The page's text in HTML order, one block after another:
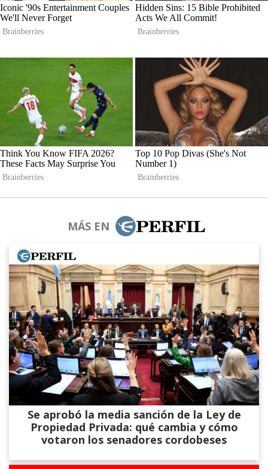
MÁS EN
Se aprobó la media sanción de la Ley de
Propiedad Privada: qué cambia y cómo
votaron los senadores cordobeses